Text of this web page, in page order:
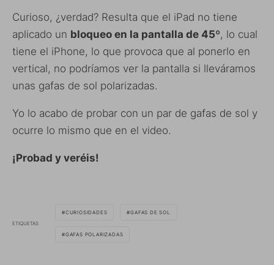
Curioso, ¿verdad? Resulta que el iPad no tiene
aplicado un bloqueo en la pantalla de 45º, lo cual
tiene el iPhone, lo que provoca que al ponerlo en
vertical, no podríamos ver la pantalla si lleváramos
unas gafas de sol polarizadas.
Yo lo acabo de probar con un par de gafas de sol y
ocurre lo mismo que en el video.
¡Probad y veréis!
ETIQUETAS
CURIOSIDADES GAFAS DE SOL
GAFAS POLARIZADAS